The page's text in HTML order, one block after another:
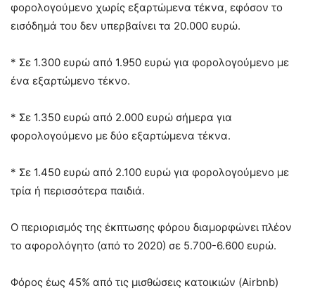
φορολογούμενο χωρίς εξαρτώμενα τέκνα, εφόσον το
εισόδημά του δεν υπερβαίνει τα 20.000 ευρώ.
* Σε 1.300 ευρώ από 1.950 ευρώ για φορολογούμενο με
ένα εξαρτώμενο τέκνο.
* Σε 1.350 ευρώ από 2.000 ευρώ σήμερα για
φορολογούμενο με δύο εξαρτώμενα τέκνα.
* Σε 1.450 ευρώ από 2.100 ευρώ για φορολογούμενο με
τρία ή περισσότερα παιδιά.
Ο περιορισμός της έκπτωσης φόρου διαμορφώνει πλέον
το αφορολόγητο (από το 2020) σε 5.700-6.600 ευρώ.
Φόρος έως 45% από τις μισθώσεις κατοικιών (Airbnb)